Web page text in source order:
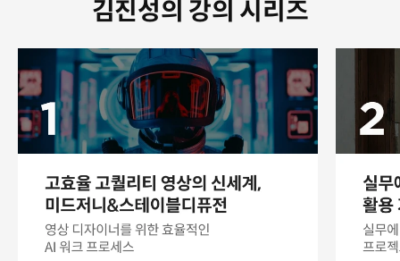
김진성의 강의 시리즈